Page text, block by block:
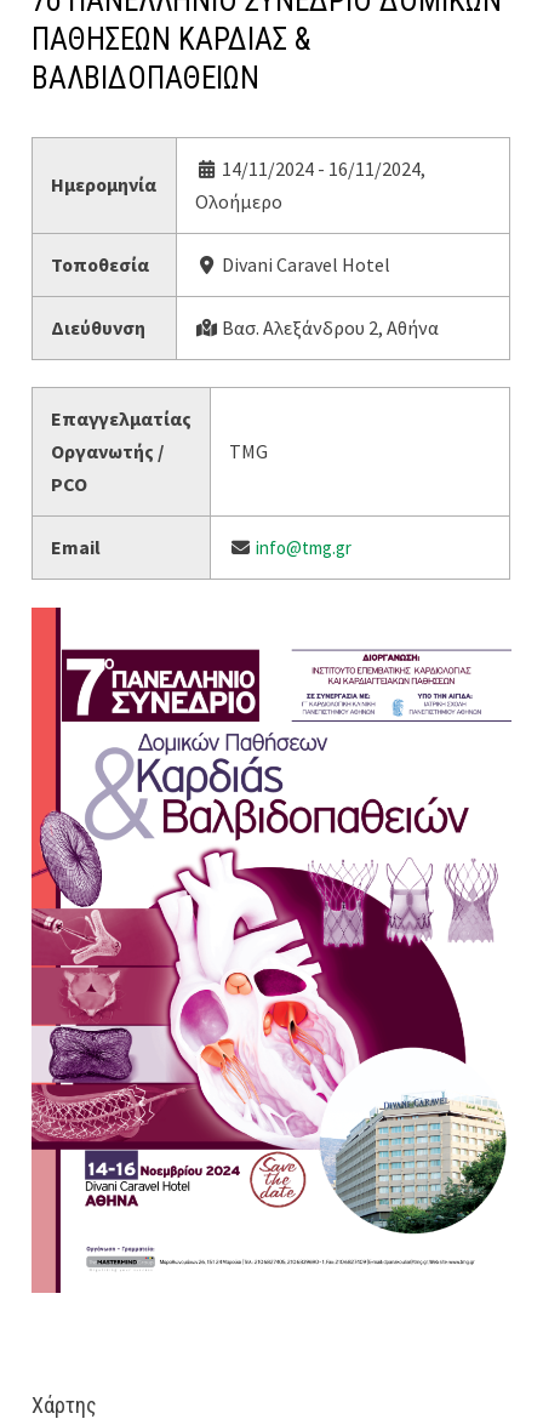
ΠΑΘΗΣΕΩΝ ΚΑΡΔΙΑΣ &
ΒΑΛΒΙΔΟΠΑΘΕΙΩΝ
Ημερομηνία
14/11/2024 - 16/11/2024,
Ολοήμερο
Τοποθεσία Divani Caravel Hotel
Διεύθυνση Βασ. Αλεξάνδρου 2, Αθήνα
Επαγγελματίας
Οργανωτής /
PCO
TMG
Email info@tmg.gr
Χάρτης